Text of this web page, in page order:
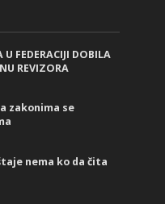
FEDERACIJI DOBILA
REVIZORA
zakonima se
nema ko da čita